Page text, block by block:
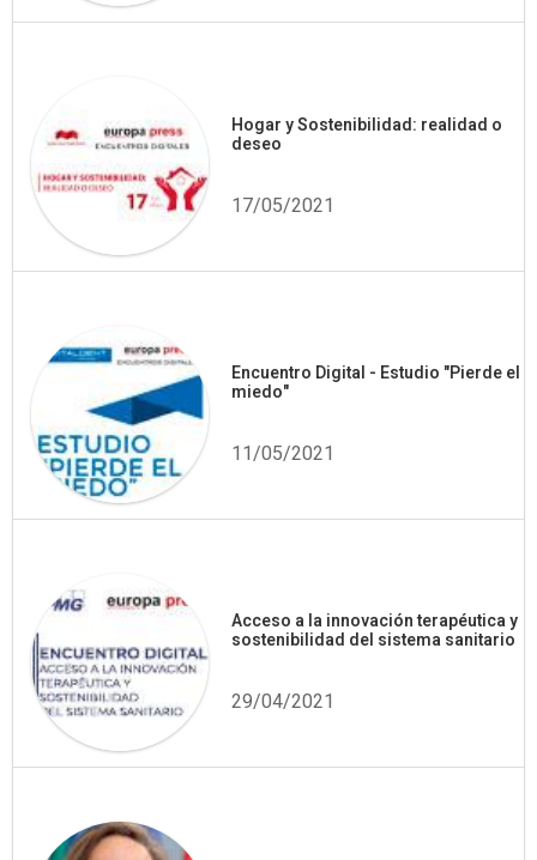
Hogar y Sostenibilidad: realidad o
deseo
17/05/2021
Encuentro Digital - Estudio "Pierde el
miedo"
11/05/2021
Acceso a la innovación terapéutica y
sostenibilidad del sistema sanitario
29/04/2021